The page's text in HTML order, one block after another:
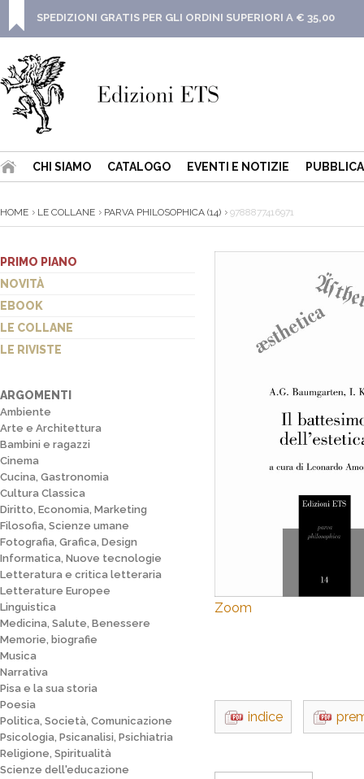
SPEDIZIONI GRATIS PER GLI ORDINI SUPERIORI A € 35,00
CHI SIAMO CATALOGO EVENTI E NOTIZIE
HOME LE COLLANE PARVA PHILOSOPHICA (14) 9788877416971
PRIMO PIANO
NOVITÀ
EBOOK
LE COLLANE
LE RIVISTE
ARGOMENTI
Ambiente
Arte e Architettura
Bambini e ragazzi
Cinema
Cucina, Gastronomia
Cultura Classica
Diritto, Economia, Marketing
Filosofia, Scienze umane
Fotografia, Grafica, Design
Informatica, Nuove tecnologie
Letteratura e critica letteraria
Letterature Europee
Linguistica
Medicina, Salute, Benessere
Memorie, biografie
Musica
Narrativa
Pisa e la sua storia
Poesia
Politica, Società, Comunicazione
Psicologia, Psicanalisi, Psichiatria
Religione, Spiritualità
Scienze dell'educazione
Zoom
indice